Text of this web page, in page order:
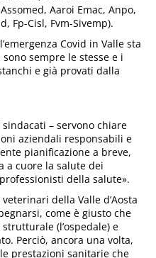
Aaroi Emac, Anpo,
Fp-Cisl, Fvm-Sivemp).
Covid in Valle sta
sempre le stesse e i
e già provati dalla
– servono chiare
aziendali responsabili e
pianificazione a breve,
a cuore la salute dei
della salute».
della Valle d’Aosta
come è giusto che
(l’ospedale) e
Perciò, ancora una volta,
prestazioni sanitarie che